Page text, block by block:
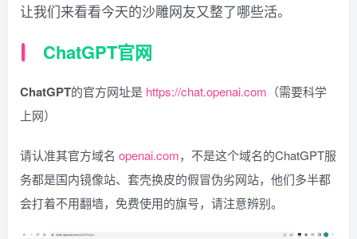
让我们来看看今天的沙雕网友又整了哪些活。
ChatGPT官网
ChatGPT的官方网址是 https://chat.openai.com （需要科学
上网）
请认准其官方域名 openai.com，不是这个域名的ChatGPT服
务都是国内镜像站、套壳换皮的假冒伪劣网站，他们多半都
会打着不用翻墙，免费使用的旗号，请注意辨别。